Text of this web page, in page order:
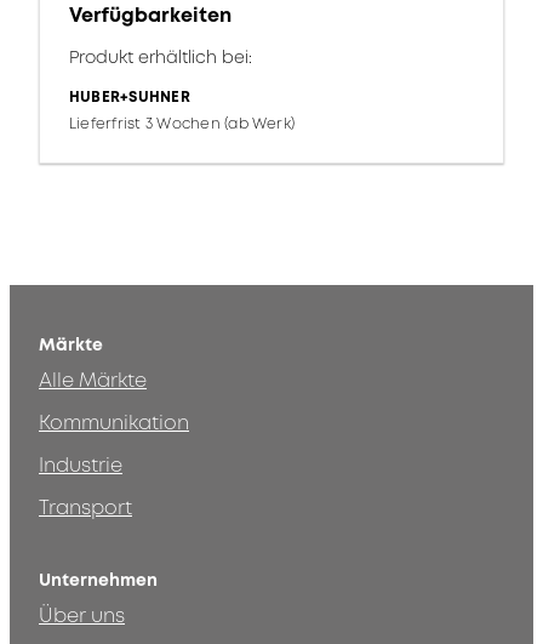
Verfügbarkeiten
Produkt erhältlich bei:
HUBER+SUHNER
Lieferfrist 3 Wochen (ab Werk)
Märkte
Alle Märkte
Kommunikation
Industrie
Transport
Unternehmen
Über uns